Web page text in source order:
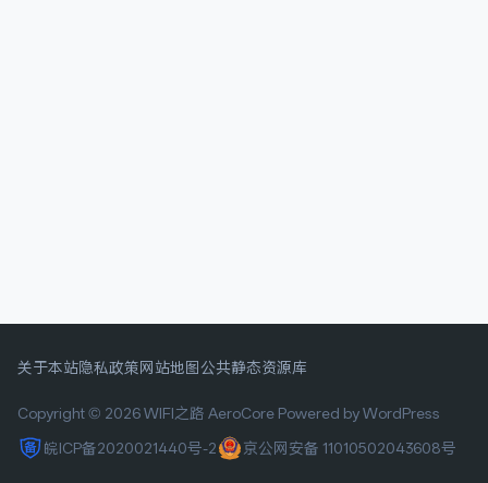
关于本站隐私政策网站地图 公共静态资源库
Copyright © 2026 WIFI之路 AeroCore Powered by WordPress
皖ICP备2020021440号-2
京公网安备 11010502043608号